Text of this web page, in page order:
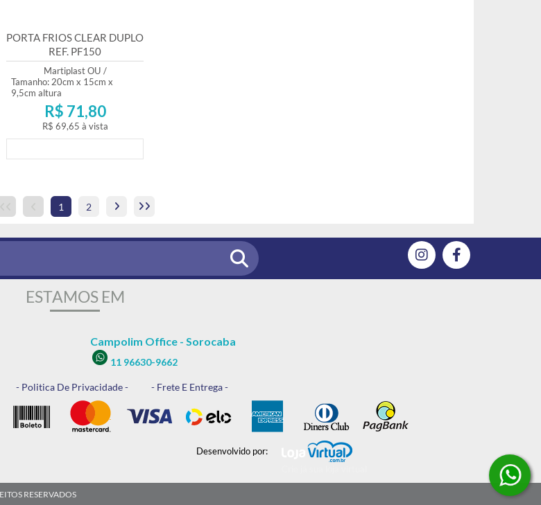
PORTA FRIOS CLEAR DUPLO
REF. PF150
Martiplast OU /
Tamanho: 20cm x 15cm x
9,5cm altura
R$ 71,80
R$ 69,65 à vista
1 2
ESTAMOS EM
Campolim Office - Sorocaba
11 96630-9662
- Politica De Privacidade - - Frete E Entrega -
Desenvolvido por:
RESERVADOS